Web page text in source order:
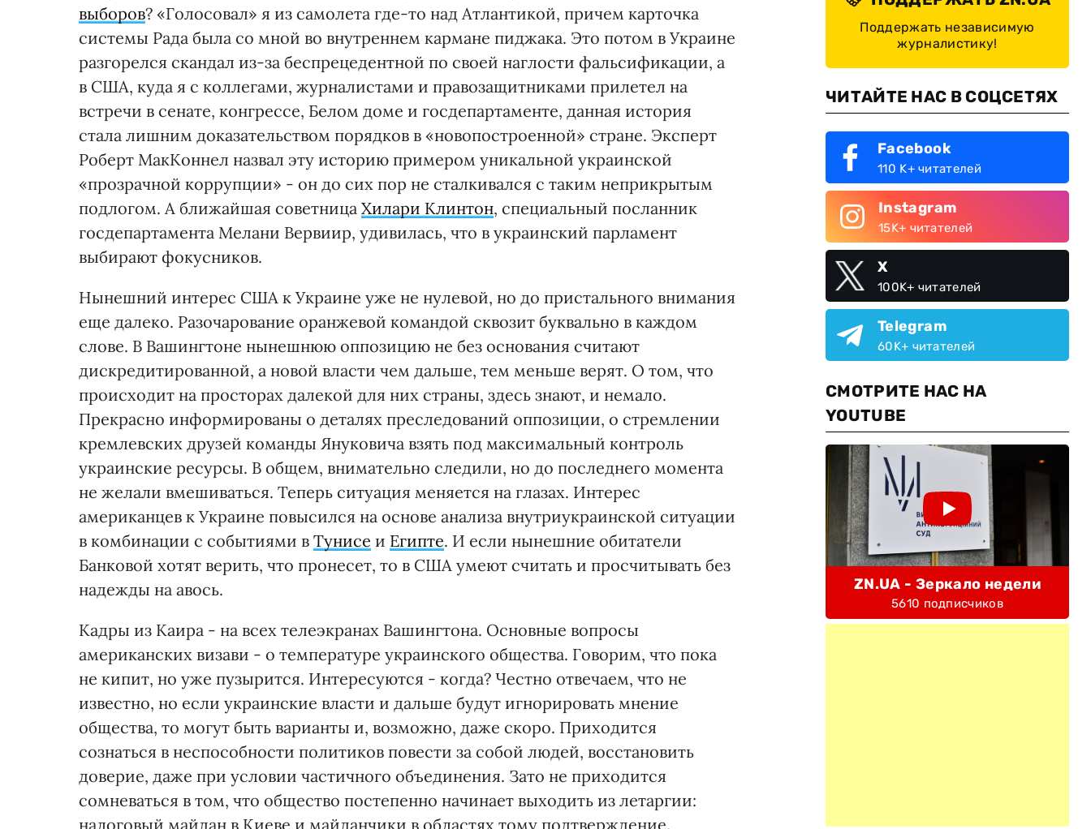
выборов? «Голосовал» я из самолета где-то над Атлантикой, причем карточка
системы Рада была со мной во внутреннем кармане пиджака. Это потом в Украине
разгорелся скандал из-за беспрецедентной по своей наглости фальсификации, а
в США, куда я с коллегами, журналистами и правозащитниками прилетел на
встречи в сенате, конгрессе, Белом доме и госдепартаменте, данная история
стала лишним доказательством порядков в «новопостроенной» стране. Эксперт
Роберт МакКоннел назвал эту историю примером уникальной украинской
«прозрачной коррупции» - он до сих пор не сталкивался с таким неприкрытым
подлогом. А ближайшая советница Хилари Клинтон, специальный посланник
госдепартамента Мелани Вервиир, удивилась, что в украинский парламент
выбирают фокусников.
Нынешний интерес США к Украине уже не нулевой, но до пристального внимания
еще далеко. Разочарование оранжевой командой сквозит буквально в каждом
слове. В Вашингтоне нынешнюю оппозицию не без основания считают
дискредитированной, а новой власти чем дальше, тем меньше верят. О том, что
происходит на просторах далекой для них страны, здесь знают, и немало.
Прекрасно информированы о деталях преследований оппозиции, о стремлении
кремлевских друзей команды Януковича взять под максимальный контроль
украинские ресурсы. В общем, внимательно следили, но до последнего момента
не желали вмешиваться. Теперь ситуация меняется на глазах. Интерес
американцев к Украине повысился на основе анализа внутриукраинской ситуации
в комбинации с событиями в Тунисе и Египте. И если нынешние обитатели
Банковой хотят верить, что пронесет, то в США умеют считать и просчитывать без
надежды на авось.
Кадры из Каира - на всех телеэкранах Вашингтона. Основные вопросы
американских визави - о температуре украинского общества. Говорим, что пока
не кипит, но уже пузырится. Интересуются - когда? Честно отвечаем, что не
известно, но если украинские власти и дальше будут игнорировать мнение
общества, то могут быть варианты и, возможно, даже скоро. Приходится
сознаться в неспособности политиков повести за собой людей, восстановить
доверие, даже при условии частичного объединения. Зато не приходится
сомневаться в том, что общество постепенно начинает выходить из летаргии:
налоговый майдан в Киеве и майданчики в областях тому подтверждение.
Поддержать независимую
журналистику!
ЧИТАЙТЕ НАС В СОЦСЕТЯХ
Facebook
110 K+ читателей
Instagram
15K+ читателей
X
100K+ читателей
Telegram
60K+ читателей
СМОТРИТЕ НАС НА
YOUTUBE
ZN.UA - Зеркало недели
5610 подписчиков